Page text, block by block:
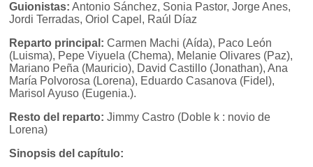
Guionistas: Antonio Sánchez, Sonia Pastor, Jorge Anes,
Jordi Terradas, Oriol Capel, Raúl Díaz
Reparto principal: Carmen Machi (Aída), Paco León
(Luisma), Pepe Viyuela (Chema), Melanie Olivares (Paz),
Mariano Peña (Mauricio), David Castillo (Jonathan), Ana
María Polvorosa (Lorena), Eduardo Casanova (Fidel),
Marisol Ayuso (Eugenia.).
Resto del reparto: Jimmy Castro (Doble k : novio de
Lorena)
Sinopsis del capítulo: